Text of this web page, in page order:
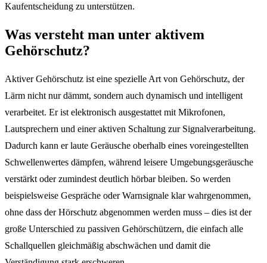
Kaufentscheidung zu unterstützen.
Was versteht man unter aktivem
Gehörschutz?
Aktiver Gehörschutz ist eine spezielle Art von Gehörschutz, der
Lärm nicht nur dämmt, sondern auch dynamisch und intelligent
verarbeitet. Er ist elektronisch ausgestattet mit Mikrofonen,
Lautsprechern und einer aktiven Schaltung zur Signalverarbeitung.
Dadurch kann er laute Geräusche oberhalb eines voreingestellten
Schwellenwertes dämpfen, während leisere Umgebungsgeräusche
verstärkt oder zumindest deutlich hörbar bleiben. So werden
beispielsweise Gespräche oder Warnsignale klar wahrgenommen,
ohne dass der Hörschutz abgenommen werden muss – dies ist der
große Unterschied zu passiven Gehörschützern, die einfach alle
Schallquellen gleichmäßig abschwächen und damit die